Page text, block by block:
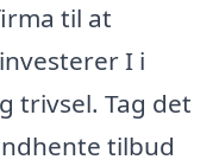
til at
I i
trivsel. Tag det
tilbud